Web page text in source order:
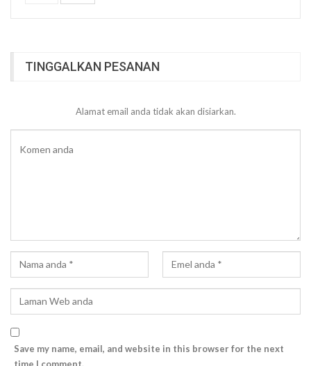
TINGGALKAN PESANAN
Alamat email anda tidak akan disiarkan.
Save my name, email, and website in this browser for the next